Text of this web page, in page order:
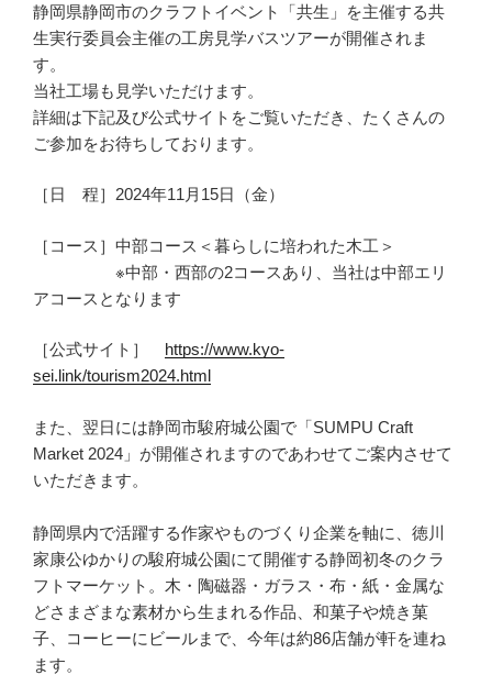
静岡県静岡市のクラフトイベント「共生」を主催する共
生実行委員会主催の工房見学バスツアーが開催されま
す。
当社工場も見学いただけます。
詳細は下記及び公式サイトをご覧いただき、たくさんの
ご参加をお待ちしております。
［日 程］2024年11月15日（金）
［コース］中部コース＜暮らしに培われた木工＞
※中部・西部の2コースあり、当社は中部エリ
アコースとなります
［公式サイト］ https://www.kyo-
sei.link/tourism2024.html
また、翌日には静岡市駿府城公園で「SUMPU Craft
Market 2024」が開催されますのであわせてご案内させて
いただきます。
静岡県内で活躍する作家やものづくり企業を軸に、徳川
家康公ゆかりの駿府城公園にて開催する静岡初冬のクラ
フトマーケット。木・陶磁器・ガラス・布・紙・金属な
どさまざまな素材から生まれる作品、和菓子や焼き菓
子、コーヒーにビールまで、今年は約86店舗が軒を連ね
ます。